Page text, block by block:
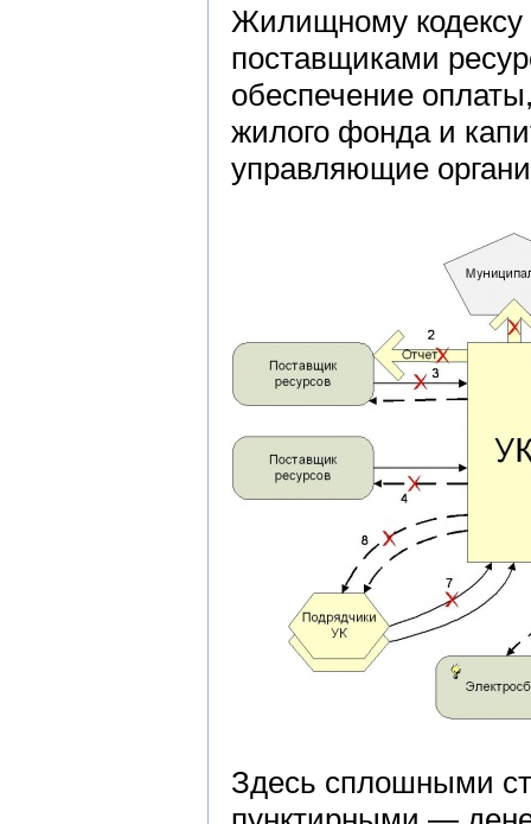
Жилищному кодексу
поставщиками
обеспечение
жилого фонда и
управляющие
Здесь сплошными